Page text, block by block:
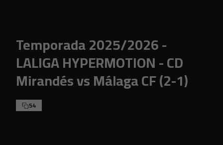
Temporada 2025/2026 -
LALIGA HYPERMOTION - CD
Mirandés vs Málaga CF (2-1)
54